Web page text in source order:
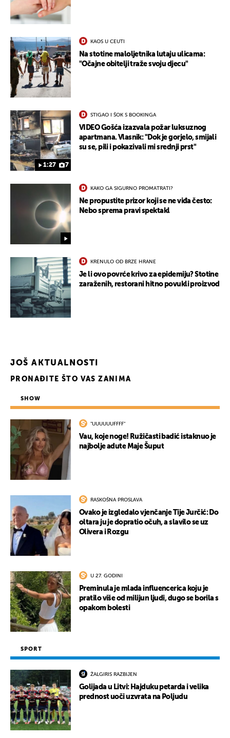
KAOS U CEUTI
Na stotine maloljetnika lutaju ulicama:
"Očajne obitelji traže svoju djecu"
1:27 7
STIGAO I ŠOK S BOOKINGA
VIDEO Gošća izazvala požar luksuznog
apartmana. Vlasnik: "Dok je gorjelo, smijali
su se, pili i pokazivali mi srednji prst"
KAKO GA SIGURNO PROMATRATI?
Ne propustite prizor koji se ne viđa često:
Nebo sprema pravi spektakl
KRENULO OD BRZE HRANE
Je li ovo povrće krivo za epidemiju? Stotine
zaraženih, restorani hitno povukli proizvod
JOŠ AKTUALNOSTI
PRONAĐITE ŠTO VAS ZANIMA
SHOW
"UUUUUUFFFF"
Vau, koje noge! Ružičasti badić istaknuo je
najbolje adute Maje Šuput
RASKOŠNA PROSLAVA
Ovako je izgledalo vjenčanje Tije Jurčić: Do
oltara ju je dopratio očuh, a slavilo se uz
Olivera i Rozgu
U 27. GODINI
Preminula je mlada influencerica koju je
pratilo više od milijun ljudi, dugo se borila s
opakom bolesti
SPORT
ŽALGIRIS RAZBIJEN
Golijada u Litvi: Hajduku petarda i velika
prednost uoči uzvrata na Poljudu